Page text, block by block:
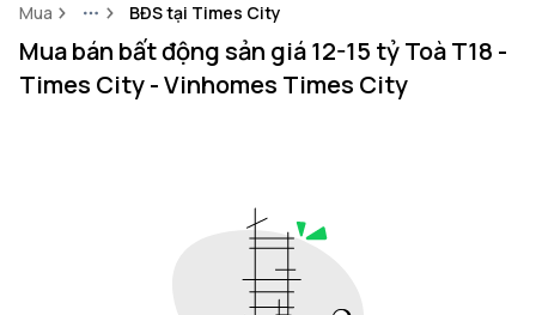
Mua MoreBĐS tại Times City
Mua bán bất động sản giá 12-15 tỷ Toà T18 -
Times City - Vinhomes Times City